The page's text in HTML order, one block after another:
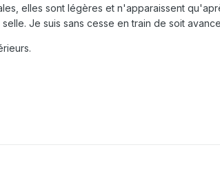
elles sont légères et n'apparaissent
Je suis sans cesse en train de soit